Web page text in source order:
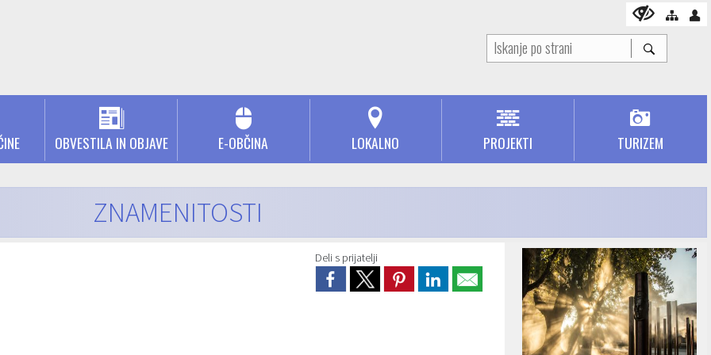
OBVESTILA IN OBJAVE E-OBČINA LOKALNO PROJEKTI TURIZEM
ZNAMENITOSTI
Deli s prijatelji